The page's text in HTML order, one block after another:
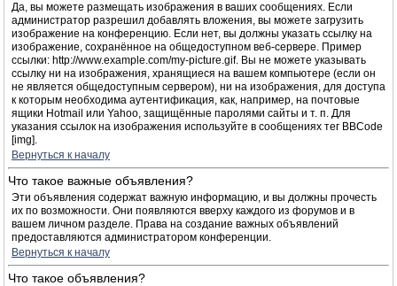
Да, вы можете размещать изображения в ваших сообщениях. Если
администратор разрешил добавлять вложения, вы можете загрузить
изображение на конференцию. Если нет, вы должны указать ссылку на
изображение, сохранённое на общедоступном веб-сервере. Пример
ссылки: http://www.example.com/my-picture.gif. Вы не можете указывать
ссылку ни на изображения, хранящиеся на вашем компьютере (если он
не является общедоступным сервером), ни на изображения, для доступа
к которым необходима аутентификация, как, например, на почтовые
ящики Hotmail или Yahoo, защищённые паролями сайты и т. п. Для
указания ссылок на изображения используйте в сообщениях тег BBCode
[img].
Вернуться к началу
Что такое важные объявления?
Эти объявления содержат важную информацию, и вы должны прочесть
их по возможности. Они появляются вверху каждого из форумов и в
вашем личном разделе. Права на создание важных объявлений
предоставляются администратором конференции.
Вернуться к началу
Что такое объявления?